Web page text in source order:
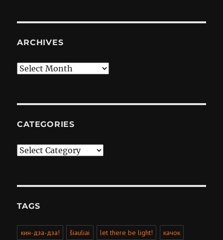
ARCHIVES
Archives
CATEGORIES
Categories
TAGS
кин-дза-дза! šiauliai let there be light! качок